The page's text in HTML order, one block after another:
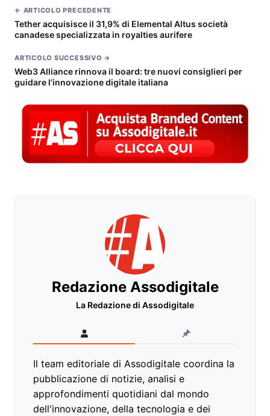
← ARTICOLO PRECEDENTE
Tether acquisisce il 31,9% di Elemental Altus società
canadese specializzata in royalties aurifere
ARTICOLO SUCCESSIVO →
Web3 Alliance rinnova il board: tre nuovi consiglieri per
guidare l’innovazione digitale italiana
Redazione Assodigitale
La Redazione di Assodigitale
Il team editoriale di Assodigitale coordina la
pubblicazione di notizie, analisi e
approfondimenti quotidiani dal mondo
dell'innovazione, della tecnologia e dei